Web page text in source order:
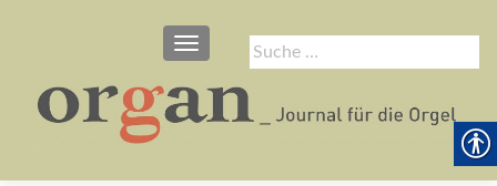
Suche
nach:
SCHALTE NAVIGATION